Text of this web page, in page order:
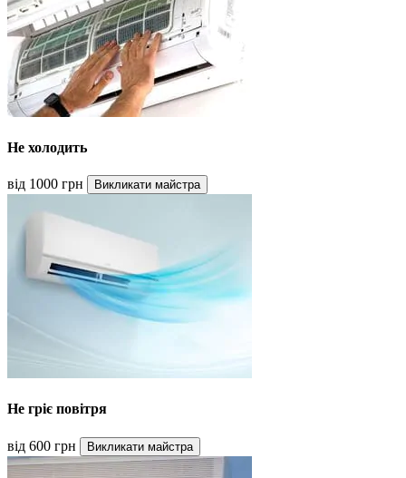
Не холодить
від 1000 грн Викликати майстра
Не гріє повітря
від 600 грн Викликати майстра